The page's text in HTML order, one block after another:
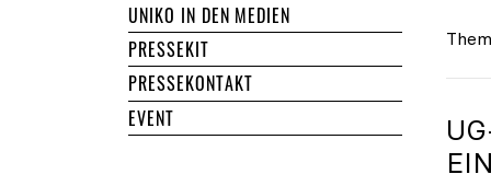
UNIKO IN DEN MEDIEN
PRESSEKIT
PRESSEKONTAKT
EVENT